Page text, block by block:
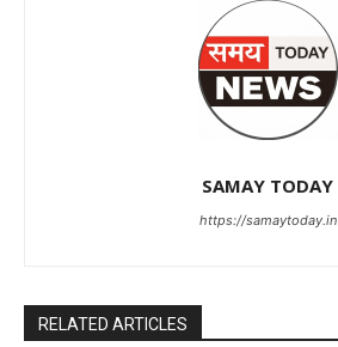
SAMAY TODAY
https://samaytoday.in
RELATED ARTICLES